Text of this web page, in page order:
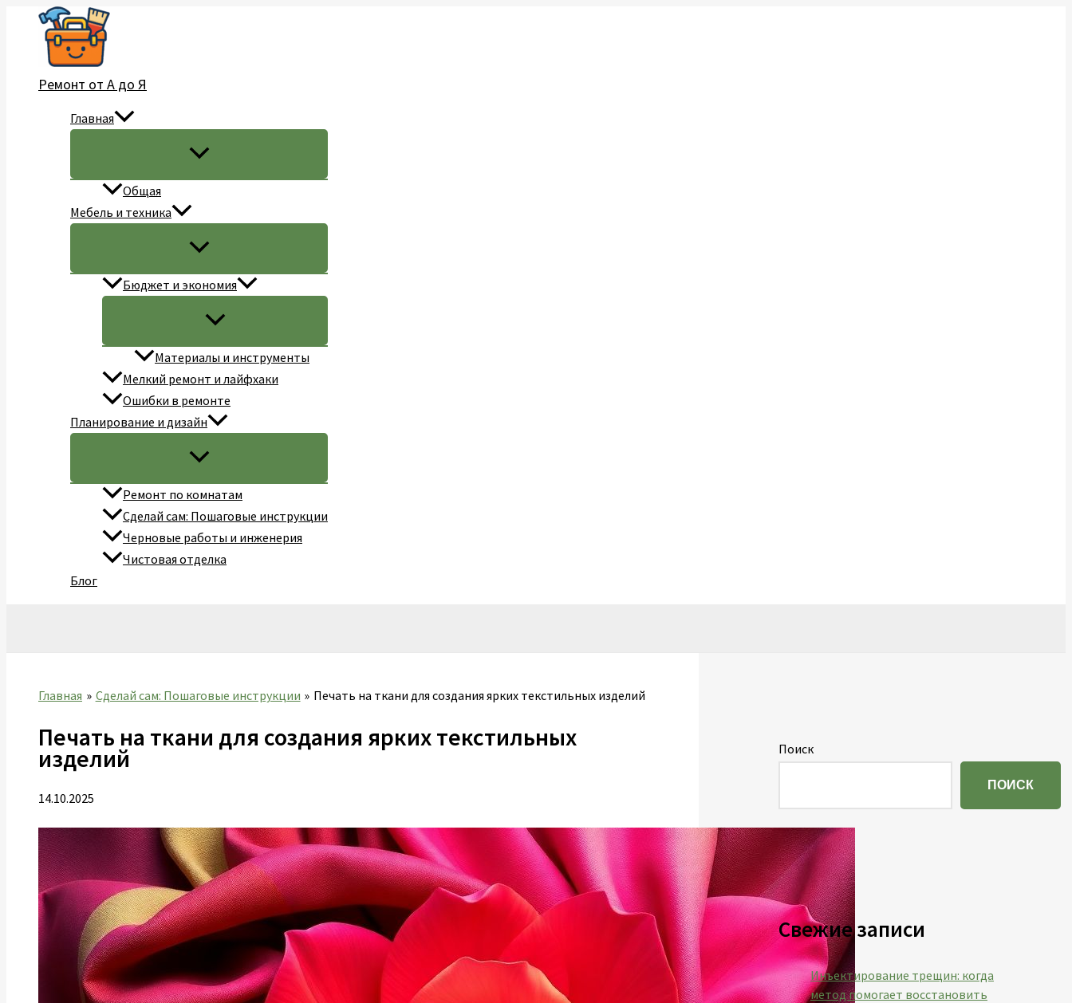
Перейти
содержимому
Ремонт от А до Я
Главная
Общая
Мебель и техника
Бюджет и экономия
Материалы и инструменты
Мелкий ремонт и лайфхаки
Ошибки в ремонте
Планирование и дизайн
Ремонт по комнатам
Сделай сам: Пошаговые инструкции
Черновые работы и инженерия
Чистовая отделка
Блог
Главная Сделай сам: Пошаговые инструкции Печать на ткани для создания ярких текстильных изделий
Печать на ткани для создания ярких текстильных
изделий
14.10.2025
Поиск
ПОИСК
Свежие записи
Инъектирование трещин: когда
метод помогает восстановить